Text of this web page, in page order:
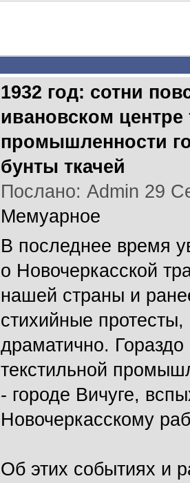
1932 год: сотни
ивановском центре
промышленности
бунты ткачей
Послано: Admin 29
Мемуарное
В последнее время
о Новочеркасской
нашей страны и
стихийные
драматично.
текстильной
- городе Вичуге,
Новочеркасскому
Об этих событиях и